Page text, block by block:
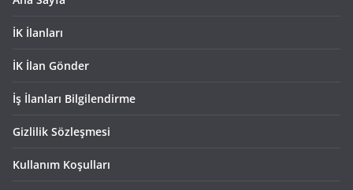
İK İlanları
İK İlan Gönder
İş İlanları Bilgilendirme
Gizlilik Sözleşmesi
Kullanım Koşulları